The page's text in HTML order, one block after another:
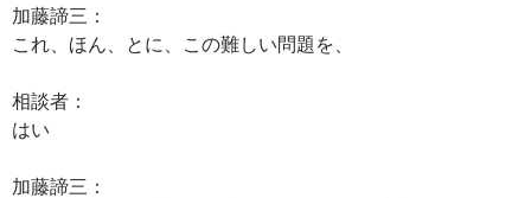
加藤諦三：
これ、ほん、とに、この難しい問題を、
相談者：
はい
加藤諦三：